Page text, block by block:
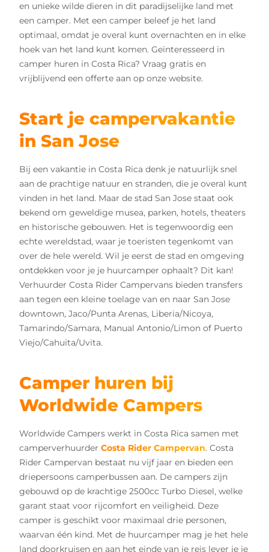
en unieke wilde dieren in dit paradijselijke land met
een camper. Met een camper beleef je het land
optimaal, omdat je overal kunt overnachten en in elke
hoek van het land kunt komen. Geïnteresseerd in
camper huren in Costa Rica? Vraag gratis en
vrijblijvend een offerte aan op onze website.
Start je campervakantie
in San Jose
Bij een vakantie in Costa Rica denk je natuurlijk snel
aan de prachtige natuur en stranden, die je overal kunt
vinden in het land. Maar de stad San Jose staat ook
bekend om geweldige musea, parken, hotels, theaters
en historische gebouwen. Het is tegenwoordig een
echte wereldstad, waar je toeristen tegenkomt van
over de hele wereld. Wil je eerst de stad en omgeving
ontdekken voor je je huurcamper ophaalt? Dit kan!
Verhuurder Costa Rider Campervans bieden transfers
aan tegen een kleine toelage van en naar San Jose
downtown, Jaco/Punta Arenas, Liberia/Nicoya,
Tamarindo/Samara, Manual Antonio/Limon of Puerto
Viejo/Cahuita/Uvita.
Camper huren bij
Worldwide Campers
Worldwide Campers werkt in Costa Rica samen met
camperverhuurder Costa Rider Campervan. Costa
Rider Campervan bestaat nu vijf jaar en bieden een
driepersoons camperbussen aan. De campers zijn
gebouwd op de krachtige 2500cc Turbo Diesel, welke
garant staat voor rijcomfort en veiligheid. Deze
camper is geschikt voor maximaal drie personen,
waarvan één kind. Met de huurcamper mag je het hele
land doorkruisen en aan het einde van je reis lever je je